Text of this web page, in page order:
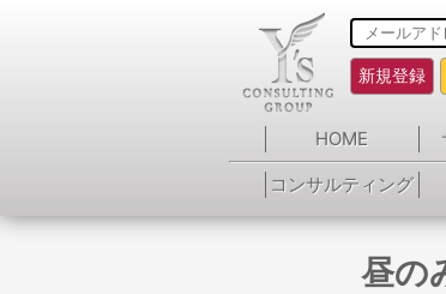
新規登録
HOME
コンサルティング
昼の